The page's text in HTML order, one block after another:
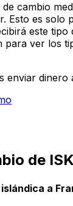
cambio
Esto es solo
este tipo
para ver los
enviar
de
a